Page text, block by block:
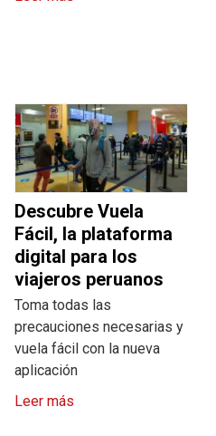
Descubre Vuela
Fácil, la plataforma
digital para los
viajeros peruanos
Toma todas las
precauciones necesarias y
vuela fácil con la nueva
aplicación
Leer más